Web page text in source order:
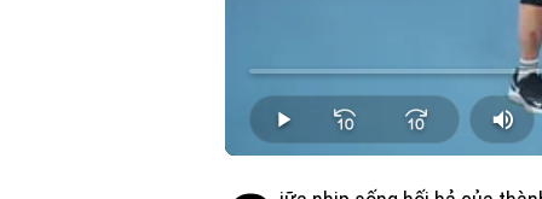
Loaded:
0.00%
Play